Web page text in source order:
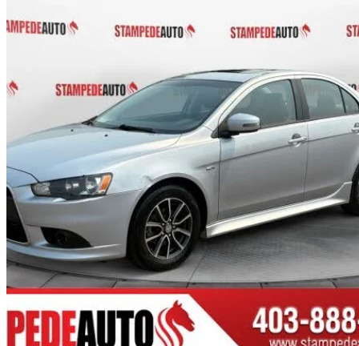
2015 Mitsubishi Lancer
SE AWD298 096 km
7 267 $ Aucune
0 $/mois env.
Livraison à domicile de Calgary, AB